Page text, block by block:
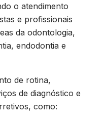
o atendimento
e profissionais
da odontologia,
endodontia e
de rotina,
de diagnóstico e
como: